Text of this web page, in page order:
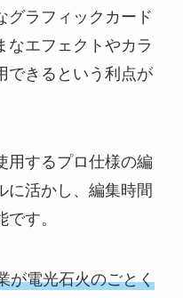
グラフィックカード
なエフェクトやカラ
できるという利点が
用するプロ仕様の編
に活かし、編集時間
す。
が電光石火のごとく